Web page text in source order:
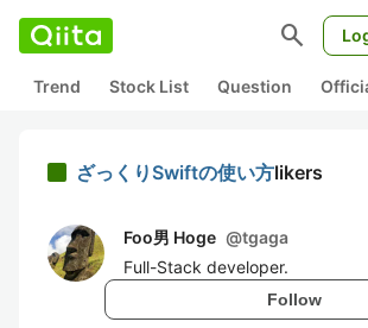
search
Trend Stock List Question
ざっくりSwiftの使い方likers
Foo男 Hoge @tgaga
Full-Stack developer.
Follow